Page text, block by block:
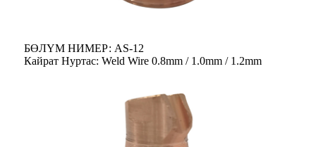
БӨЛҮМ НИМЕР: AS-12
Кайрат Нуртас: Weld Wire 0.8mm / 1.0mm / 1.2mm